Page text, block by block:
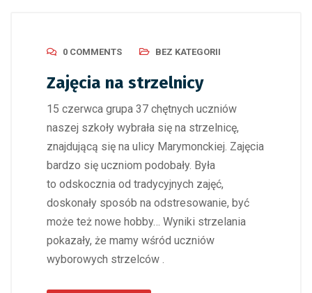
0 COMMENTS BEZ KATEGORII
Zajęcia na strzelnicy
15 czerwca grupa 37 chętnych uczniów
naszej szkoły wybrała się na strzelnicę,
znajdującą się na ulicy Marymonckiej. Zajęcia
bardzo się uczniom podobały. Była
to odskocznia od tradycyjnych zajęć,
doskonały sposób na odstresowanie, być
może też nowe hobby… Wyniki strzelania
pokazały, że mamy wśród uczniów
wyborowych strzelców .